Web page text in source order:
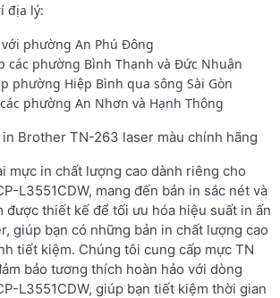
địa lý:
với phường An Phú Đông
các phường Bình Thạnh và Đức Nhuận
phường Hiệp Bình qua sông Sài Gòn
phường An Nhơn và Hạnh Thông
Brother TN-263 laser màu chính hãng
mực in chất lượng cao dành riêng cho
L3551CDW, mang đến bản in sắc nét và
được thiết kế để tối ưu hóa hiệu suất in ấn
giúp bạn có những bản in chất lượng cao
tiết kiệm. Chúng tôi cung cấp mực TN
bảo tương thích hoàn hảo với dòng
L3551CDW, giúp bạn tiết kiệm thời gian